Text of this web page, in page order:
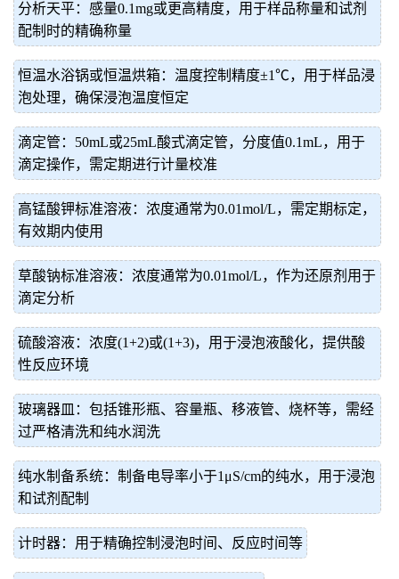
分析天平：感量0.1mg或更高精度，用于样品称量和试剂
配制时的精确称量
恒温水浴锅或恒温烘箱：温度控制精度±1℃，用于样品浸
泡处理，确保浸泡温度恒定
滴定管：50mL或25mL酸式滴定管，分度值0.1mL，用于
滴定操作，需定期进行计量校准
高锰酸钾标准溶液：浓度通常为0.01mol/L，需定期标定，
有效期内使用
草酸钠标准溶液：浓度通常为0.01mol/L，作为还原剂用于
滴定分析
硫酸溶液：浓度(1+2)或(1+3)，用于浸泡液酸化，提供酸
性反应环境
玻璃器皿：包括锥形瓶、容量瓶、移液管、烧杯等，需经
过严格清洗和纯水润洗
纯水制备系统：制备电导率小于1μS/cm的纯水，用于浸泡
和试剂配制
计时器：用于精确控制浸泡时间、反应时间等